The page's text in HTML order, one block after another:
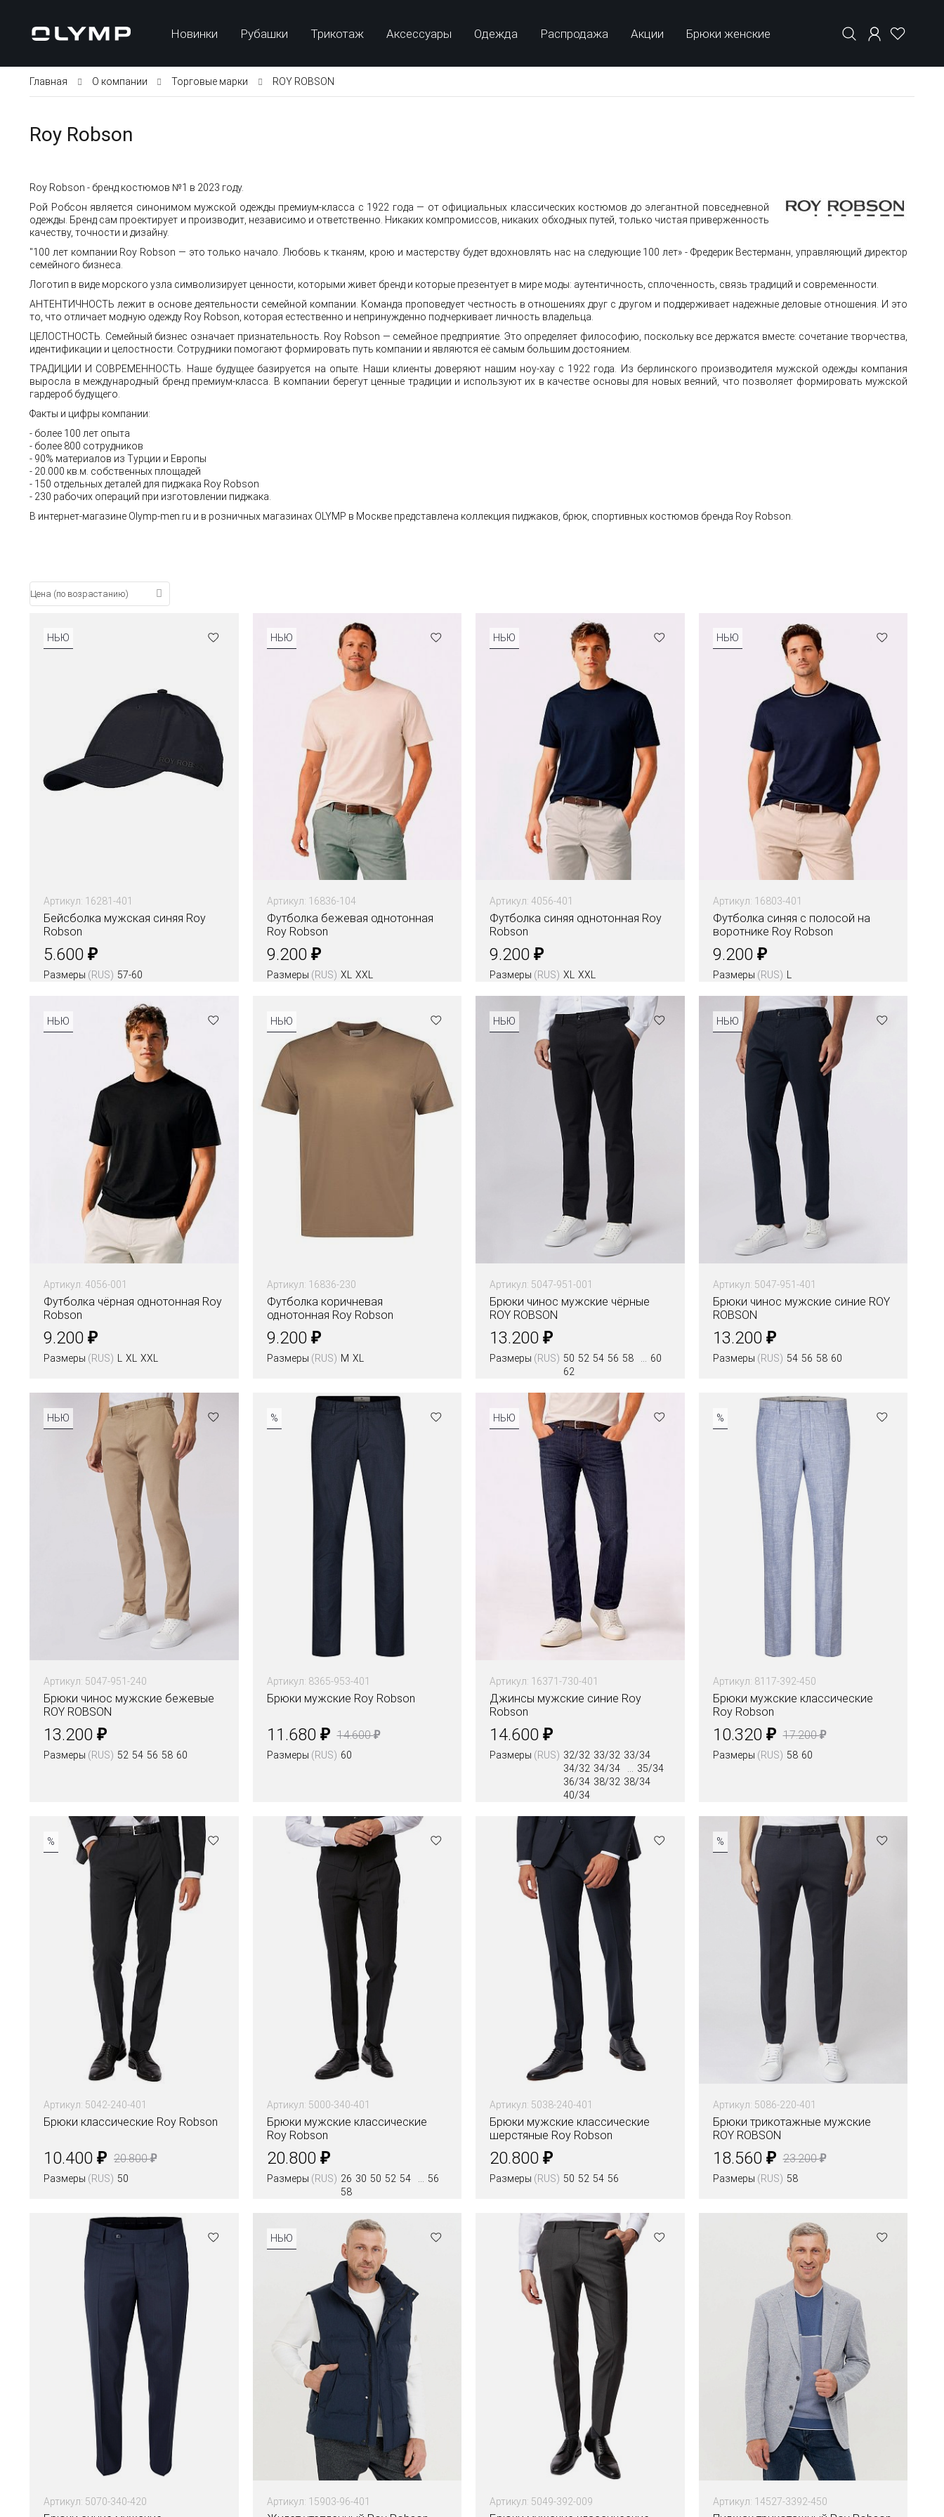
Новинки Рубашки Трикотаж Аксессуары Одежда Распродажа Акции Брюки женские
Главная О компании Торговые марки ROY ROBSON
Roy Robson
Roy Robson - бренд костюмов №1 в 2023 году.
Рой Робсон является синонимом мужской одежды премиум-класса с 1922 года — от официальных классических костюмов до элегантной повседневной
одежды. Бренд сам проектирует и производит, независимо и ответственно. Никаких компромиссов, никаких обходных путей, только чистая приверженность
качеству, точности и дизайну.
"100 лет компании Roy Robson — это только начало. Любовь к тканям, крою и мастерству будет вдохновлять нас на следующие 100 лет» - Фредерик Вестерманн, управляющий директор
семейного бизнеса.
Логотип в виде морского узла символизирует ценности, которыми живет бренд и которые презентует в мире моды: аутентичность, сплоченность, связь традиций и современности.
АНТЕНТИЧНОСТЬ лежит в основе деятельности семейной компании. Команда проповедует честность в отношениях друг с другом и поддерживает надежные деловые отношения. И это
то, что отличает модную одежду Roy Robson, которая естественно и непринужденно подчеркивает личность владельца.
ЦЕЛОСТНОСТЬ. Семейный бизнес означает признательность. Roy Robson — семейное предприятие. Это определяет философию, поскольку все держатся вместе: сочетание творчества,
идентификации и целостности. Сотрудники помогают формировать путь компании и являются её самым большим достоянием.
ТРАДИЦИИ И СОВРЕМЕННОСТЬ. Наше будущее базируется на опыте. Наши клиенты доверяют нашим ноу-хау с 1922 года. Из берлинского производителя мужской одежды компания
выросла в международный бренд премиум-класса. В компании берегут ценные традиции и используют их в качестве основы для новых веяний, что позволяет формировать мужской
гардероб будущего.
Факты и цифры компании:
- более 100 лет опыта
- более 800 сотрудников
- 90% материалов из Турции и Европы
- 20.000 кв.м. собственных площадей
- 150 отдельных деталей для пиджака Roy Robson
- 230 рабочих операций при изготовлении пиджака.
В интернет-магазине Olymp-men.ru и в розничных магазинах OLYMP в Москве представлена коллекция пиджаков, брюк, спортивных костюмов бренда Roy Robson.
Цена (по возрастанию)
НЬЮ
Артикул: 16281-401
Бейсболка мужская синяя Roy
Robson
5.600 ₽
Размеры (RUS) 57-60
НЬЮ
Артикул: 16836-104
Футболка бежевая однотонная
Roy Robson
9.200 ₽
Размеры (RUS) XL XXL
НЬЮ
Артикул: 4056-401
Футболка синяя однотонная Roy
Robson
9.200 ₽
Размеры (RUS) XL XXL
НЬЮ
Артикул: 16803-401
Футболка синяя с полосой на
воротнике Roy Robson
9.200 ₽
Размеры (RUS) L
НЬЮ
Артикул: 4056-001
Футболка чёрная однотонная Roy
Robson
9.200 ₽
Размеры (RUS) L XL XXL
НЬЮ
Артикул: 16836-230
Футболка коричневая
однотонная Roy Robson
9.200 ₽
Размеры (RUS) M XL
НЬЮ
Артикул: 5047-951-001
Брюки чинос мужские чёрные
ROY ROBSON
13.200 ₽
Размеры (RUS) 50 52 54 56 58
60
62
НЬЮ
Артикул: 5047-951-401
Брюки чинос мужские синие ROY
ROBSON
13.200 ₽
Размеры (RUS) 54 56 58 60
НЬЮ
Артикул: 5047-951-240
Брюки чинос мужские бежевые
ROY ROBSON
13.200 ₽
Размеры (RUS) 52 54 56 58 60
%
Артикул: 8365-953-401
Брюки мужские Roy Robson
11.680 ₽ 14.600₽
Размеры (RUS) 60
НЬЮ
Артикул: 16371-730-401
Джинсы мужские синие Roy
Robson
14.600 ₽
Размеры (RUS) 32/32 33/32 33/34
34/32 34/34
35/34
36/34 38/32 38/34
40/34
%
Артикул: 8117-392-450
Брюки мужские классические
Roy Robson
10.320 ₽ 17.200₽
Размеры (RUS) 58 60
%
Артикул: 5042-240-401
Брюки классические Roy Robson
10.400 ₽ 20.800₽
Размеры (RUS) 50
Артикул: 5000-340-401
Брюки мужские классические
Roy Robson
20.800 ₽
Размеры (RUS) 26 30 50 52 54
56
58
Артикул: 5038-240-401
Брюки мужские классические
шерстяные Roy Robson
20.800 ₽
Размеры (RUS) 50 52 54 56
%
Артикул: 5086-220-401
Брюки трикотажные мужские
ROY ROBSON
18.560 ₽ 23.200₽
Размеры (RUS) 58
Артикул: 5070-340-420
НЬЮ
Артикул: 15903-96-401 Артикул: 5049-392-009 Артикул: 14527-3392-450